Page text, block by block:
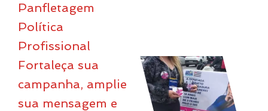
Panfletagem
Política
Profissional
Fortaleça sua
campanha, amplie
sua mensagem e